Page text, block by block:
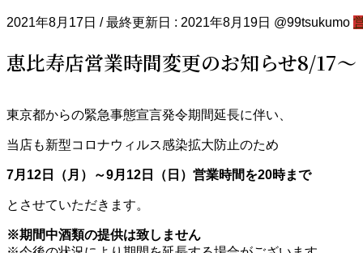
2021年8月17日 / 最終更新日 : 2021年8月19日 @99tsukumo
恵比寿店営業時間変更のお知らせ8/17～
東京都からの緊急事態宣言発令期間延長に伴い、
当店も新型コロナウィルス感染拡大防止のため
7月12日（月）～9月12日（日）営業時間を20時まで
とさせていただきます。
※期間中酒類の提供は致しません